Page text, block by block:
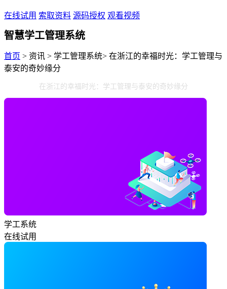
在线试用 索取资料 源码授权 观看视频
智慧学工管理系统
首页 > 资讯 > 学工管理系统> 在浙江的幸福时光：学工管理与
泰安的奇妙缘分
在浙江的幸福时光：学工管理与泰安的奇妙缘分
学工系统
在线试用